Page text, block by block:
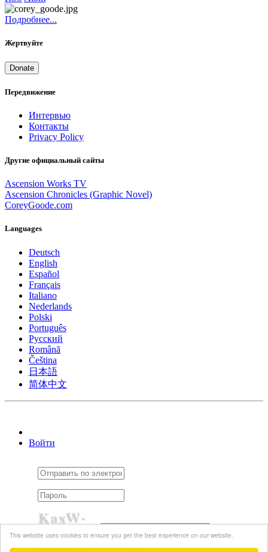
This website uses cookies to ensure you get the best experience on our website.
Подробнее...
Жертвуйте
Donate
Передвижение
Интервью
Контакты
Privacy Policy
Другие официальный сайты
Ascension Works TV
Ascension Chronicles (Graphic Novel)
CoreyGoode.com
Languages
Deutsch
English
Español
Français
Italiano
Nederlands
Polski
Português
Pусский
Română
Čeština
日本語
简体中文
Войти
Запомнить меня